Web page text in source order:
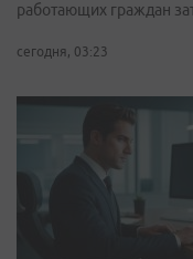
работающих граждан
сегодня, 03:23